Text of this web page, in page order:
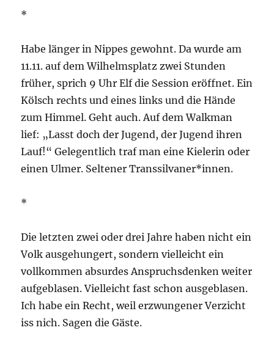
*
Habe länger in Nippes gewohnt. Da wurde am
11.11. auf dem Wilhelmsplatz zwei Stunden
früher, sprich 9 Uhr Elf die Session eröffnet. Ein
Kölsch rechts und eines links und die Hände
zum Himmel. Geht auch. Auf dem Walkman
lief: „Lasst doch der Jugend, der Jugend ihren
Lauf!“ Gelegentlich traf man eine Kielerin oder
einen Ulmer. Seltener Transsilvaner*innen.
*
Die letzten zwei oder drei Jahre haben nicht ein
Volk ausgehungert, sondern vielleicht ein
vollkommen absurdes Anspruchsdenken weiter
aufgeblasen. Vielleicht fast schon ausgeblasen.
Ich habe ein Recht, weil erzwungener Verzicht
iss nich. Sagen die Gäste.